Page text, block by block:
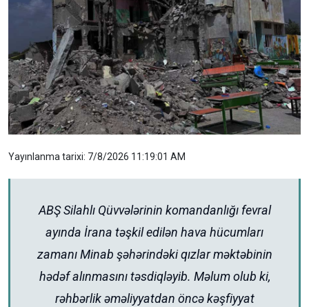
Yayınlanma tarixi: 7/8/2026 11:19:01 AM
ABŞ Silahlı Qüvvələrinin komandanlığı fevral
ayında İrana təşkil edilən hava hücumları
zamanı Minab şəhərindəki qızlar məktəbinin
hədəf alınmasını təsdiqləyib. Məlum olub ki,
rəhbərlik əməliyyatdan öncə kəşfiyyat